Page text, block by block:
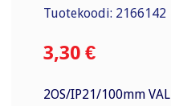
Tuotekoodi: 2166142
3,30 €
2OS/IP21/100mm VAL